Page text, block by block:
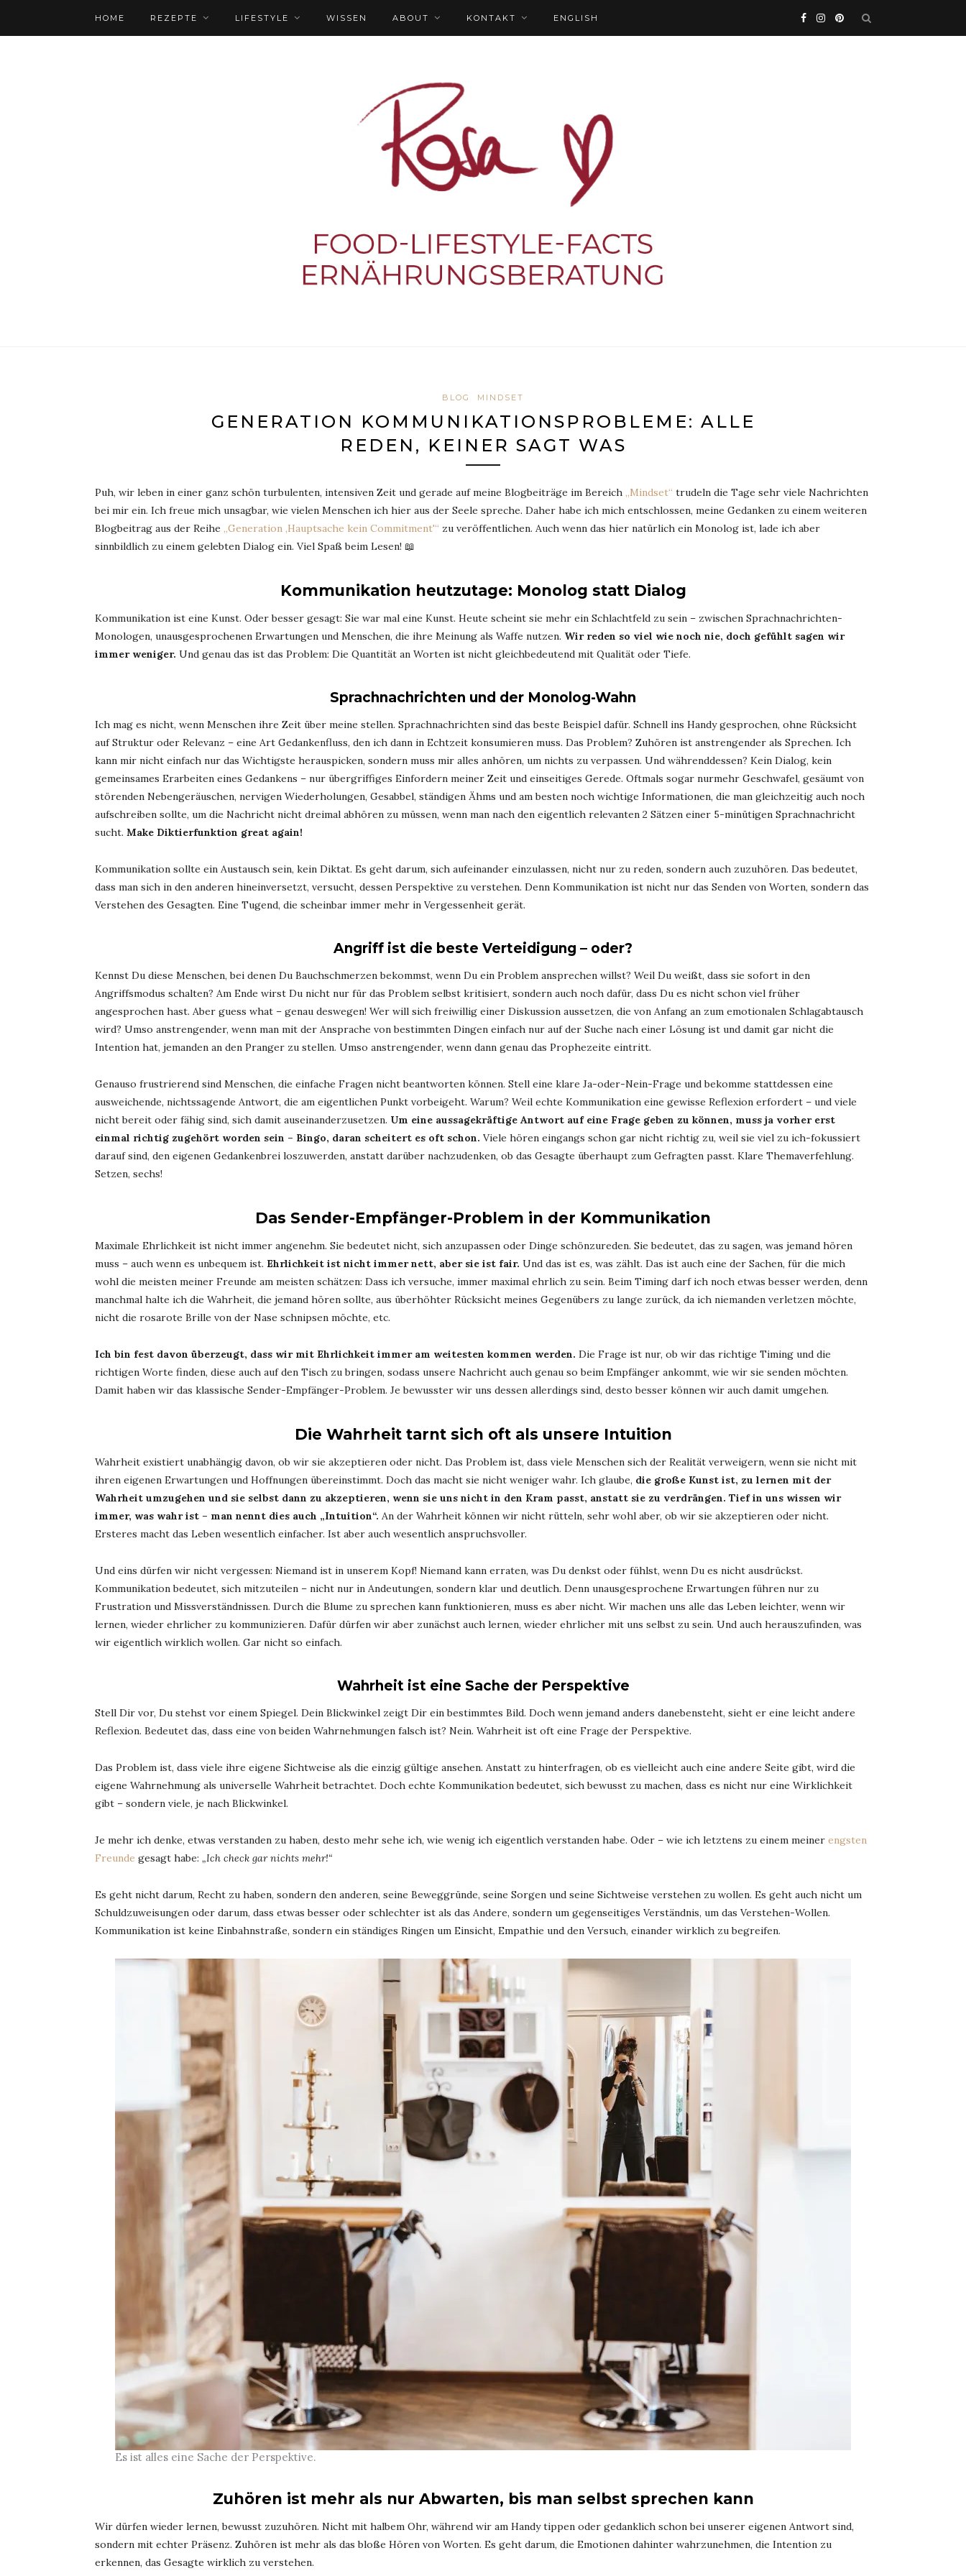
HOME REZEPTE LIFESTYLE WISSEN ABOUT KONTAKT ENGLISH
BLOG MINDSET
GENERATION KOMMUNIKATIONSPROBLEME: ALLE
REDEN, KEINER SAGT WAS
Puh, wir leben in einer ganz schön turbulenten, intensiven Zeit und gerade auf meine Blogbeiträge im Bereich „Mindset“ trudeln die Tage sehr viele Nachrichten
bei mir ein. Ich freue mich unsagbar, wie vielen Menschen ich hier aus der Seele spreche. Daher habe ich mich entschlossen, meine Gedanken zu einem weiteren
Blogbeitrag aus der Reihe „Generation ‚Hauptsache kein Commitment'“ zu veröffentlichen. Auch wenn das hier natürlich ein Monolog ist, lade ich aber
sinnbildlich zu einem gelebten Dialog ein. Viel Spaß beim Lesen! 📖
Kommunikation heutzutage: Monolog statt Dialog
Kommunikation ist eine Kunst. Oder besser gesagt: Sie war mal eine Kunst. Heute scheint sie mehr ein Schlachtfeld zu sein – zwischen Sprachnachrichten-
Monologen, unausgesprochenen Erwartungen und Menschen, die ihre Meinung als Waffe nutzen. Wir reden so viel wie noch nie, doch gefühlt sagen wir
immer weniger. Und genau das ist das Problem: Die Quantität an Worten ist nicht gleichbedeutend mit Qualität oder Tiefe.
Sprachnachrichten und der Monolog-Wahn
Ich mag es nicht, wenn Menschen ihre Zeit über meine stellen. Sprachnachrichten sind das beste Beispiel dafür. Schnell ins Handy gesprochen, ohne Rücksicht
auf Struktur oder Relevanz – eine Art Gedankenfluss, den ich dann in Echtzeit konsumieren muss. Das Problem? Zuhören ist anstrengender als Sprechen. Ich
kann mir nicht einfach nur das Wichtigste herauspicken, sondern muss mir alles anhören, um nichts zu verpassen. Und währenddessen? Kein Dialog, kein
gemeinsames Erarbeiten eines Gedankens – nur übergriffiges Einfordern meiner Zeit und einseitiges Gerede. Oftmals sogar nurmehr Geschwafel, gesäumt von
störenden Nebengeräuschen, nervigen Wiederholungen, Gesabbel, ständigen Ähms und am besten noch wichtige Informationen, die man gleichzeitig auch noch
aufschreiben sollte, um die Nachricht nicht dreimal abhören zu müssen, wenn man nach den eigentlich relevanten 2 Sätzen einer 5-minütigen Sprachnachricht
sucht. Make Diktierfunktion great again!
Kommunikation sollte ein Austausch sein, kein Diktat. Es geht darum, sich aufeinander einzulassen, nicht nur zu reden, sondern auch zuzuhören. Das bedeutet,
dass man sich in den anderen hineinversetzt, versucht, dessen Perspektive zu verstehen. Denn Kommunikation ist nicht nur das Senden von Worten, sondern das
Verstehen des Gesagten. Eine Tugend, die scheinbar immer mehr in Vergessenheit gerät.
Angriff ist die beste Verteidigung – oder?
Kennst Du diese Menschen, bei denen Du Bauchschmerzen bekommst, wenn Du ein Problem ansprechen willst? Weil Du weißt, dass sie sofort in den
Angriffsmodus schalten? Am Ende wirst Du nicht nur für das Problem selbst kritisiert, sondern auch noch dafür, dass Du es nicht schon viel früher
angesprochen hast. Aber guess what – genau deswegen! Wer will sich freiwillig einer Diskussion aussetzen, die von Anfang an zum emotionalen Schlagabtausch
wird? Umso anstrengender, wenn man mit der Ansprache von bestimmten Dingen einfach nur auf der Suche nach einer Lösung ist und damit gar nicht die
Intention hat, jemanden an den Pranger zu stellen. Umso anstrengender, wenn dann genau das Prophezeite eintritt.
Genauso frustrierend sind Menschen, die einfache Fragen nicht beantworten können. Stell eine klare Ja-oder-Nein-Frage und bekomme stattdessen eine
ausweichende, nichtssagende Antwort, die am eigentlichen Punkt vorbeigeht. Warum? Weil echte Kommunikation eine gewisse Reflexion erfordert – und viele
nicht bereit oder fähig sind, sich damit auseinanderzusetzen. Um eine aussagekräftige Antwort auf eine Frage geben zu können, muss ja vorher erst
einmal richtig zugehört worden sein – Bingo, daran scheitert es oft schon. Viele hören eingangs schon gar nicht richtig zu, weil sie viel zu ich-fokussiert
darauf sind, den eigenen Gedankenbrei loszuwerden, anstatt darüber nachzudenken, ob das Gesagte überhaupt zum Gefragten passt. Klare Themaverfehlung.
Setzen, sechs!
Das Sender-Empfänger-Problem in der Kommunikation
Maximale Ehrlichkeit ist nicht immer angenehm. Sie bedeutet nicht, sich anzupassen oder Dinge schönzureden. Sie bedeutet, das zu sagen, was jemand hören
muss – auch wenn es unbequem ist. Ehrlichkeit ist nicht immer nett, aber sie ist fair. Und das ist es, was zählt. Das ist auch eine der Sachen, für die mich
wohl die meisten meiner Freunde am meisten schätzen: Dass ich versuche, immer maximal ehrlich zu sein. Beim Timing darf ich noch etwas besser werden, denn
manchmal halte ich die Wahrheit, die jemand hören sollte, aus überhöhter Rücksicht meines Gegenübers zu lange zurück, da ich niemanden verletzen möchte,
nicht die rosarote Brille von der Nase schnipsen möchte, etc.
Ich bin fest davon überzeugt, dass wir mit Ehrlichkeit immer am weitesten kommen werden. Die Frage ist nur, ob wir das richtige Timing und die
richtigen Worte finden, diese auch auf den Tisch zu bringen, sodass unsere Nachricht auch genau so beim Empfänger ankommt, wie wir sie senden möchten.
Damit haben wir das klassische Sender-Empfänger-Problem. Je bewusster wir uns dessen allerdings sind, desto besser können wir auch damit umgehen.
Die Wahrheit tarnt sich oft als unsere Intuition
Wahrheit existiert unabhängig davon, ob wir sie akzeptieren oder nicht. Das Problem ist, dass viele Menschen sich der Realität verweigern, wenn sie nicht mit
ihren eigenen Erwartungen und Hoffnungen übereinstimmt. Doch das macht sie nicht weniger wahr. Ich glaube, die große Kunst ist, zu lernen mit der
Wahrheit umzugehen und sie selbst dann zu akzeptieren, wenn sie uns nicht in den Kram passt, anstatt sie zu verdrängen. Tief in uns wissen wir
immer, was wahr ist – man nennt dies auch „Intuition“. An der Wahrheit können wir nicht rütteln, sehr wohl aber, ob wir sie akzeptieren oder nicht.
Ersteres macht das Leben wesentlich einfacher. Ist aber auch wesentlich anspruchsvoller.
Und eins dürfen wir nicht vergessen: Niemand ist in unserem Kopf! Niemand kann erraten, was Du denkst oder fühlst, wenn Du es nicht ausdrückst.
Kommunikation bedeutet, sich mitzuteilen – nicht nur in Andeutungen, sondern klar und deutlich. Denn unausgesprochene Erwartungen führen nur zu
Frustration und Missverständnissen. Durch die Blume zu sprechen kann funktionieren, muss es aber nicht. Wir machen uns alle das Leben leichter, wenn wir
lernen, wieder ehrlicher zu kommunizieren. Dafür dürfen wir aber zunächst auch lernen, wieder ehrlicher mit uns selbst zu sein. Und auch herauszufinden, was
wir eigentlich wirklich wollen. Gar nicht so einfach.
Wahrheit ist eine Sache der Perspektive
Stell Dir vor, Du stehst vor einem Spiegel. Dein Blickwinkel zeigt Dir ein bestimmtes Bild. Doch wenn jemand anders danebensteht, sieht er eine leicht andere
Reflexion. Bedeutet das, dass eine von beiden Wahrnehmungen falsch ist? Nein. Wahrheit ist oft eine Frage der Perspektive.
Das Problem ist, dass viele ihre eigene Sichtweise als die einzig gültige ansehen. Anstatt zu hinterfragen, ob es vielleicht auch eine andere Seite gibt, wird die
eigene Wahrnehmung als universelle Wahrheit betrachtet. Doch echte Kommunikation bedeutet, sich bewusst zu machen, dass es nicht nur eine Wirklichkeit
gibt – sondern viele, je nach Blickwinkel.
Je mehr ich denke, etwas verstanden zu haben, desto mehr sehe ich, wie wenig ich eigentlich verstanden habe. Oder – wie ich letztens zu einem meiner engsten
Freunde gesagt habe: „Ich check gar nichts mehr!“
Es geht nicht darum, Recht zu haben, sondern den anderen, seine Beweggründe, seine Sorgen und seine Sichtweise verstehen zu wollen. Es geht auch nicht um
Schuldzuweisungen oder darum, dass etwas besser oder schlechter ist als das Andere, sondern um gegenseitiges Verständnis, um das Verstehen-Wollen.
Kommunikation ist keine Einbahnstraße, sondern ein ständiges Ringen um Einsicht, Empathie und den Versuch, einander wirklich zu begreifen.
Es ist alles eine Sache der Perspektive.
Zuhören ist mehr als nur Abwarten, bis man selbst sprechen kann
Wir dürfen wieder lernen, bewusst zuzuhören. Nicht mit halbem Ohr, während wir am Handy tippen oder gedanklich schon bei unserer eigenen Antwort sind,
sondern mit echter Präsenz. Zuhören ist mehr als das bloße Hören von Worten. Es geht darum, die Emotionen dahinter wahrzunehmen, die Intention zu
erkennen, das Gesagte wirklich zu verstehen.